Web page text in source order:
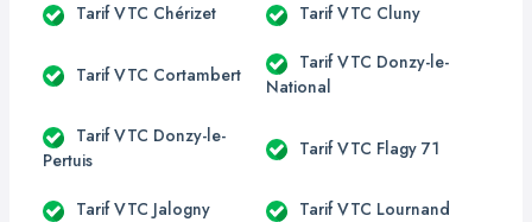
Tarif VTC Chérizet Tarif VTC Cluny
Tarif VTC Cortambert
Tarif VTC Donzy-le-
National
Tarif VTC Donzy-le-
Pertuis
Tarif VTC Flagy 71
Tarif VTC Jalogny Tarif VTC Lournand